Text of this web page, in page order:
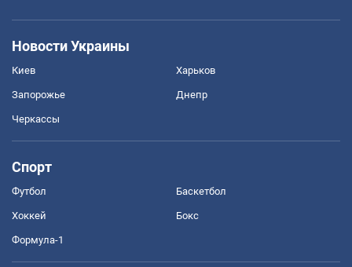
Новости Украины
Киев Харьков
Запорожье Днепр
Черкассы
Спорт
Футбол Баскетбол
Хоккей Бокс
Формула-1